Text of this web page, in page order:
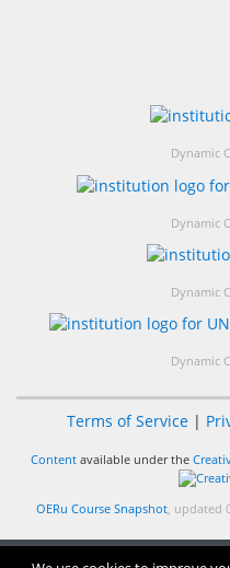
Dynamic
Dynamic
Dynamic
Dynamic
Terms of Service |
Content available under the
OERu Course Snapshot , updated